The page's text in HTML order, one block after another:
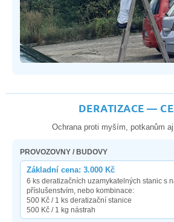
DERATIZACE —
Ochrana proti myším, potkanům
PROVOZOVNY / BUDOVY
Základní cena: 3.000 Kč
6 ks deratizačních uzamykatelných stanic s
příslušenstvím, nebo kombinace:
500 Kč / 1 ks deratizační stanice
500 Kč / 1 kg nástrah